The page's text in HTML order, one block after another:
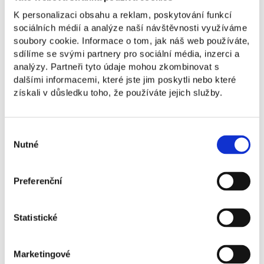
K personalizaci obsahu a reklam, poskytování funkcí
sociálních médií a analýze naší návštěvnosti využíváme
soubory cookie. Informace o tom, jak náš web používáte,
sdílíme se svými partnery pro sociální média, inzerci a
analýzy. Partneři tyto údaje mohou zkombinovat s
dalšími informacemi, které jste jim poskytli nebo které
získali v důsledku toho, že používáte jejich služby.
souhlasu
Nutné
Preferenční
Statistické
Marketingové
Co se naučíte
Uplatnění absolventů
Jako lektorka soft skills, trenérka, autorka
firemní workshopy a univerzitní semináře
a time management. Ve své práci propojuje lidi